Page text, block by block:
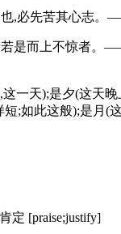
,必先苦其心志。
是而上不惊者。
一天);是夕(这天
;如此这般);是月(
定 [praise;justify]